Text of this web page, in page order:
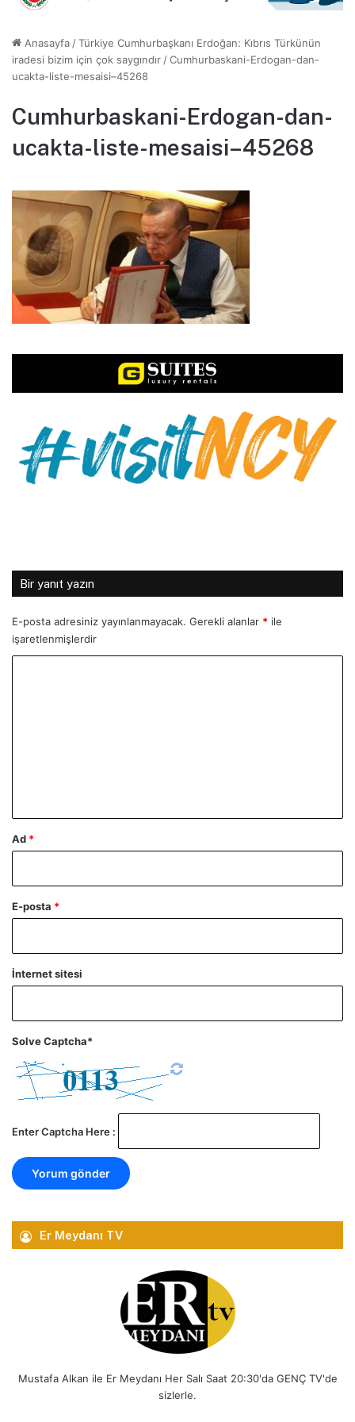
Anasayfa /Türkiye Cumhurbaşkanı Erdoğan: Kıbrıs Türkünün
iradesi bizim için çok saygındır /Cumhurbaskani-Erdogan-dan-
ucakta-liste-mesaisi–45268
Cumhurbaskani-Erdogan-dan-
ucakta-liste-mesaisi–45268
Bir yanıt yazın
E-posta adresiniz yayınlanmayacak. Gerekli alanlar * ile
işaretlenmişlerdir
Ad *
E-posta *
İnternet sitesi
Solve Captcha*
Enter Captcha Here :
Er Meydanı TV
Mustafa Alkan ile Er Meydanı Her Salı Saat 20:30'da GENÇ TV'de
sizlerle.